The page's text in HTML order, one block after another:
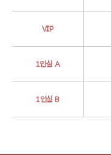
VIP
1인실 A
1인실 B